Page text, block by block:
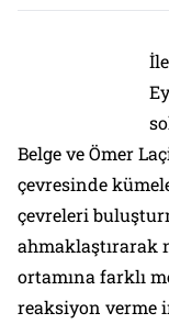
Belge ve Ömer
çevresinde
çevreleri
ahmaklaştırarak
ortamına farklı
reaksiyon